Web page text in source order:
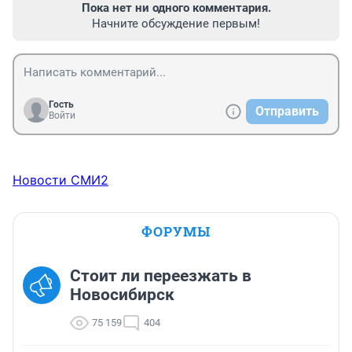
Пока нет ни одного комментария.
Начните обсуждение первым!
Гость
Войти
Отправить
Новости СМИ2
ФОРУМЫ
Стоит ли переезжать в
Новосибирск
75 159 404